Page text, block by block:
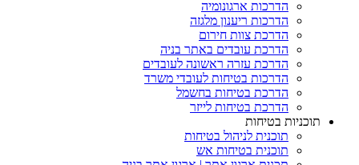
הדרכות ארגונומיה
הדרכות ריענון מלגזה
הדרכת צוות חירום
הדרכת עובדים באתר בניה
הדרכת עזרה ראשונה לעובדים
הדרכות בטיחות לעובדי משרד
הדרכת בטיחות בחשמל
הדרכת בטיחות לייזר
תוכניות בטיחות
תוכנית לניהול בטיחות
תוכנית בטיחות אש